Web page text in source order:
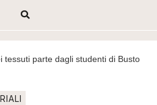
tessuti parte dagli studenti di Busto